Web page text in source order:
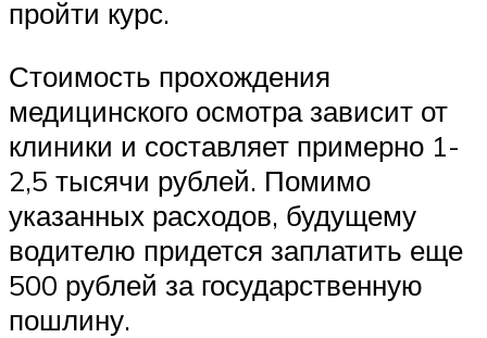
пройти курс.
Стоимость прохождения
медицинского осмотра зависит от
клиники и составляет примерно 1-
2,5 тысячи рублей. Помимо
указанных расходов, будущему
водителю придется заплатить еще
500 рублей за государственную
пошлину.